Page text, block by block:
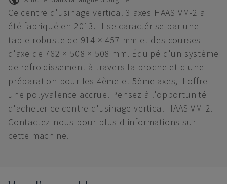
Ce centre d'usinage vertical 3 axes HAAS VM-2 a
été fabriqué en 2013. Il se caractérise par une
table robuste de 914 × 457 mm et des courses
d'axe de 762 × 508 × 508 mm. Équipé d'un système
de refroidissement à travers la broche et d'une
préparation pour les 4ème et 5ème axes, il offre
une polyvalence accrue. Pensez à l'opportunité
d'acheter ce centre d'usinage vertical HAAS VM-2.
Contactez-nous pour plus d'informations sur
cette machine.